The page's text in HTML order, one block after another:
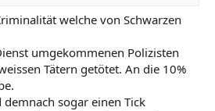
welche von Schwarzen
umgekommenen Polizisten
Tätern getötet. An die 10%
sogar einen Tick